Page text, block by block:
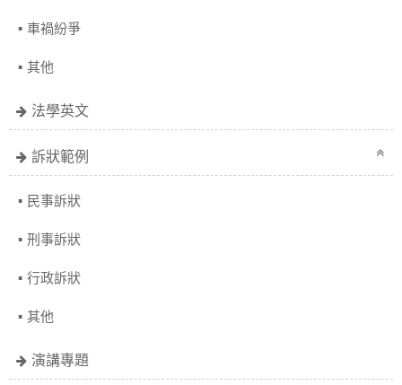
車禍紛爭
其他
法學英文
訴狀範例
民事訴狀
刑事訴狀
行政訴狀
其他
演講專題